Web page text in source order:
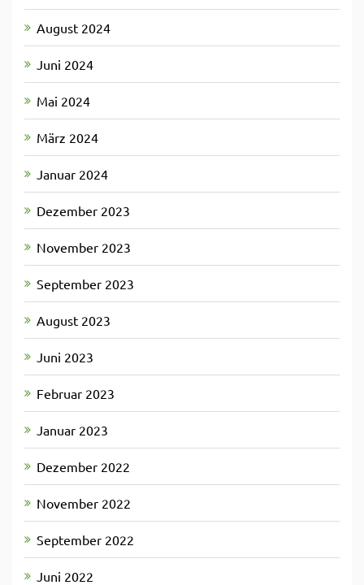
August 2024
Juni 2024
Mai 2024
März 2024
Januar 2024
Dezember 2023
November 2023
September 2023
August 2023
Juni 2023
Februar 2023
Januar 2023
Dezember 2022
November 2022
September 2022
Juni 2022